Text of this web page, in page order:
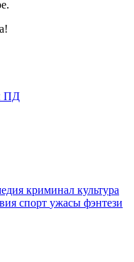
ПД
криминал культура
спорт ужасы фэнтези